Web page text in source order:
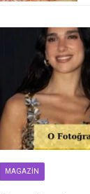
MAGAZIN